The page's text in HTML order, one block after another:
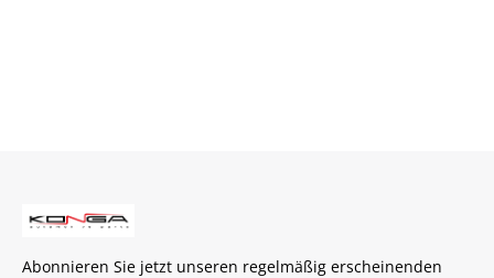
Abonnieren Sie jetzt unseren regelmäßig erscheinenden